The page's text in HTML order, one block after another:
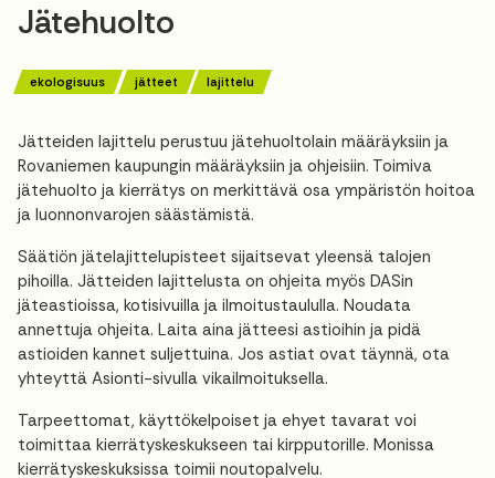
Jätehuolto
ekologisuus jätteet lajittelu
Jätteiden lajittelu perustuu jätehuoltolain määräyksiin ja
Rovaniemen kaupungin määräyksiin ja ohjeisiin. Toimiva
jätehuolto ja kierrätys on merkittävä osa ympäristön hoitoa
ja luonnonvarojen säästämistä.
Säätiön jätelajittelupisteet sijaitsevat yleensä talojen
pihoilla. Jätteiden lajittelusta on ohjeita myös DASin
jäteastioissa, kotisivuilla ja ilmoitustaululla. Noudata
annettuja ohjeita. Laita aina jätteesi astioihin ja pidä
astioiden kannet suljettuina. Jos astiat ovat täynnä, ota
yhteyttä Asionti-sivulla vikailmoituksella.
Tarpeettomat, käyttökelpoiset ja ehyet tavarat voi
toimittaa kierrätyskeskukseen tai kirpputorille. Monissa
kierrätyskeskuksissa toimii noutopalvelu.